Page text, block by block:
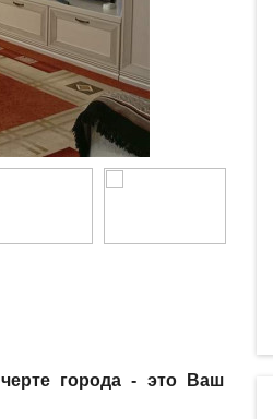
города - это Ваш